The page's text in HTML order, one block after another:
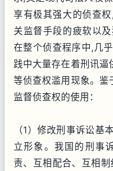
享有极其强大的侦查
关监督手段的疲软以
在整个侦查程序中,几
践中大量存在着刑讯逼
等侦查权滥用现象。鉴
监督侦查权的使用：
（1）修改刑事诉讼基
立形象。我国的刑事
责、互相配合、互相